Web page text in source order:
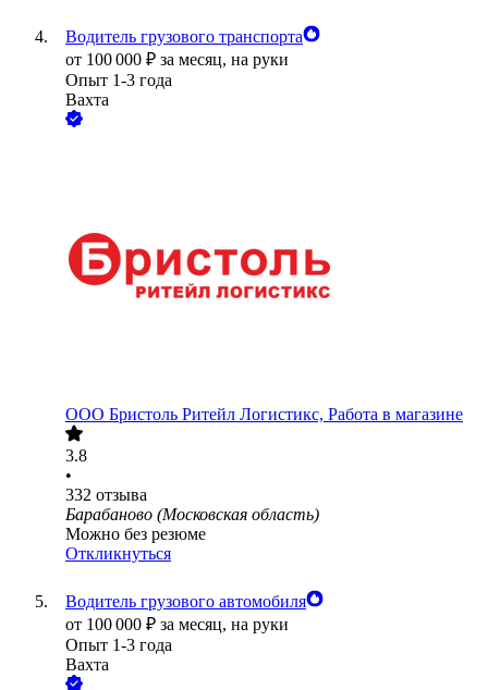
Водитель грузового транспорта
от 100 000 ₽ за месяц, на руки
Опыт 1-3 года
Вахта
ООО Бристоль Ритейл Логистикс, Работа в магазине
3.8
•
332 отзыва
Барабаново (Московская область)
Можно без резюме
Откликнуться
Водитель грузового автомобиля
от 100 000 ₽ за месяц, на руки
Опыт 1-3 года
Вахта